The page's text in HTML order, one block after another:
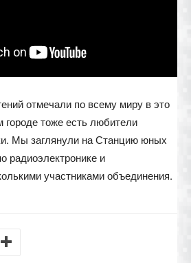
отмечали по всему миру в это
тоже есть любители
Мы заглянули на Станцию юных
радиоэлектронике и
участниками объединения.